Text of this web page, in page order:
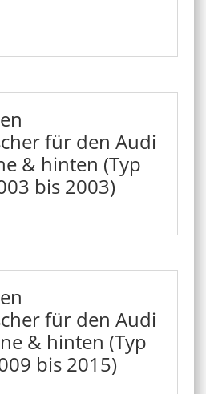
für den Audi
& hinten (Typ
bis 2003)
für den Audi
& hinten (Typ
bis 2015)